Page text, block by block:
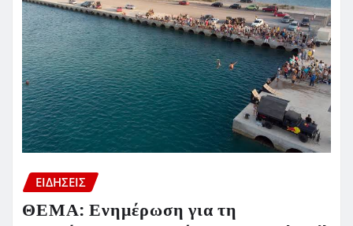
ΕΙΔΗΣΕΙΣ
ΘΕΜΑ: Ενημέρωση για τη